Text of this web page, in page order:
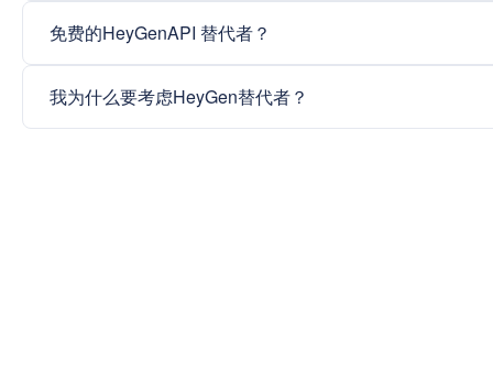
免费的HeyGenAPI 替代者？
我为什么要考虑HeyGen替代者？